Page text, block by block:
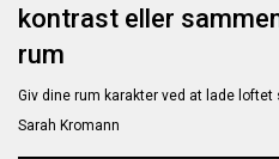
kontrast eller
rum
Giv dine rum karakter ved at lade
Sarah Kromann